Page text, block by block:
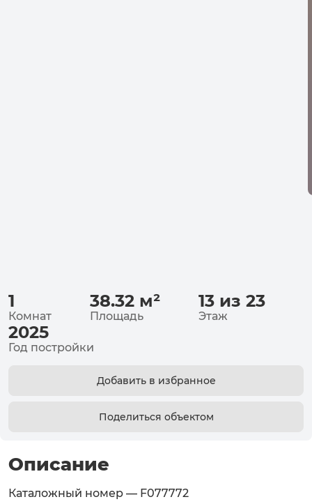
1
Комнат
38.32 м²
Площадь
13 из 23
Этаж
2025
Год постройки
Добавить в избранное
Поделиться объектом
Описание
Каталожный номер — F077772